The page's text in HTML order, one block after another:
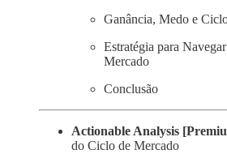
Ganância, Medo e
Estratégia para
Mercado
Conclusão
Actionable Analysis
do Ciclo de Mercado